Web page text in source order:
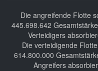
Die angreifende Flotte
445.698.642
Verteidigers
Die verteidigende
614.800.000
Angreifers